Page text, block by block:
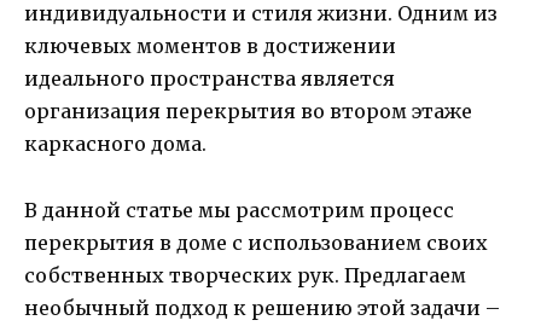
индивидуальности и стиля жизни. Одним из
ключевых моментов в достижении
идеального пространства является
организация перекрытия во втором этаже
каркасного дома.
В данной статье мы рассмотрим процесс
перекрытия в доме с использованием своих
собственных творческих рук. Предлагаем
необычный подход к решению этой задачи –